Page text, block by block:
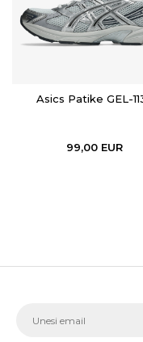
Asics Patike GEL-
99,00 EUR